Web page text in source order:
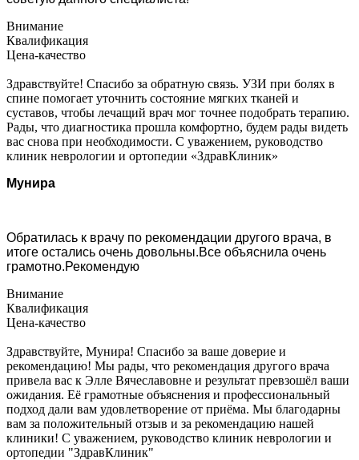
Внимание
Квалификация
Цена-качество
Здравствуйте! Спасибо за обратную связь. УЗИ при болях в
спине помогает уточнить состояние мягких тканей и
суставов, чтобы лечащий врач мог точнее подобрать терапию.
Рады, что диагностика прошла комфортно, будем рады видеть
вас снова при необходимости. С уважением, руководство
клиник неврологии и ортопедии «ЗдравКлиник»
Мунира
Обратилась к врачу по рекомендации другого врача, в
итоге остались очень довольны.Все объяснила очень
грамотно.Рекомендую
Внимание
Квалификация
Цена-качество
Здравствуйте, Мунира! Спасибо за ваше доверие и
рекомендацию! Мы рады, что рекомендация другого врача
привела вас к Элле Вячеславовне и результат превзошёл ваши
ожидания. Её грамотные объяснения и профессиональный
подход дали вам удовлетворение от приёма. Мы благодарны
вам за положительный отзыв и за рекомендацию нашей
клиники! С уважением, руководство клиник неврологии и
ортопедии "ЗдравКлиник"